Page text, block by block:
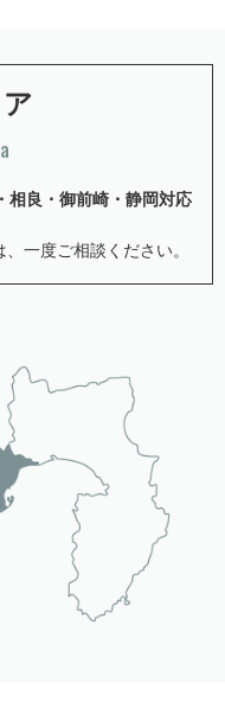
相良・御前崎・静岡対応
一度ご相談ください。